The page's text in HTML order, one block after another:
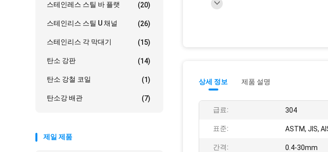
스테인레스 스틸 바 플랫 (20)
스테인리스 스틸 U 채널 (26)
스테인리스 각 막대기 (15)
탄소 강판 (14)
탄소 강철 코일 (1)
탄소강 배관 (7)
제일 제품
상세 정보 제품 설명
급료: 304
표준: ASTM, JIS,
간격: 0.4-30mm